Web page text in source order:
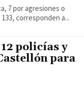
7 por agresiones o
corresponden a...
policías y
para